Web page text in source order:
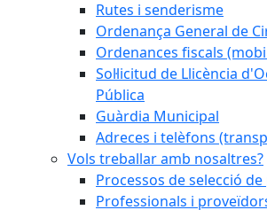
Rutes i senderisme
Ordenança General de
Ordenances fiscals
Sol·licitud de Llicència
Pública
Guàrdia Municipal
Adreces i telèfons
Vols treballar amb nosaltres?
Processos de selecció
Professionals i